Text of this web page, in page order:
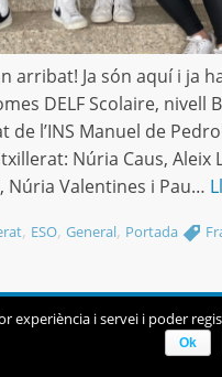
arribat! Ja són aquí i ja
DELF Scolaire, nivell
de l’INS Manuel de
Núria Caus, Aleix
Núria Valentines i Pau…
, ESO,General, Portada
Sobre el web
i servei i poder
Ok